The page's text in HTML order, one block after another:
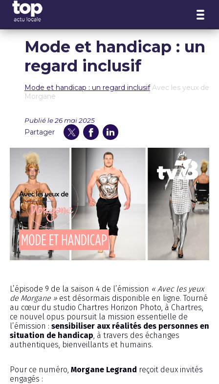
Mode et handicap : un
regard inclusif
Mode et handicap : un regard inclusif Avec les yeux de
Morgane
Publié le 26 mai 2025
Partager
L’épisode 9 de la saison 4 de l’émission « Avec les yeux
de Morgane » est désormais disponible en ligne. Tourné
au cœur du studio Chartres Horizon Photo, à Chartres,
ce nouvel opus poursuit la mission essentielle de
l’émission : sensibiliser aux réalités des personnes en
situation de handicap , à travers des échanges
authentiques, bienveillants et humains.
Pour ce numéro, Morgane Legrand reçoit deux invités
engagés :
Panneau de gestion des cookies